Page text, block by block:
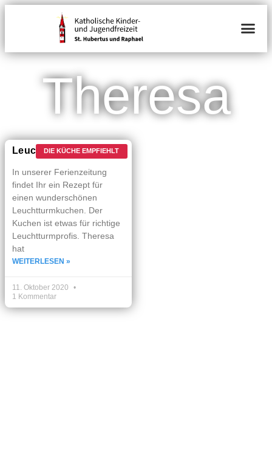
Theresa
DIE KÜCHE EMPFIEHLT
Leuchtturm­kuchen
In unserer Ferien­zeitung
findet Ihr ein Rezept für
einen wunder­schönen
Leucht­turm­kuchen. Der
Kuchen ist etwas für richtige
Leucht­­turmprofis. Theresa
hat
WEITERLESEN »
11. Oktober 2020
1 Kommentar